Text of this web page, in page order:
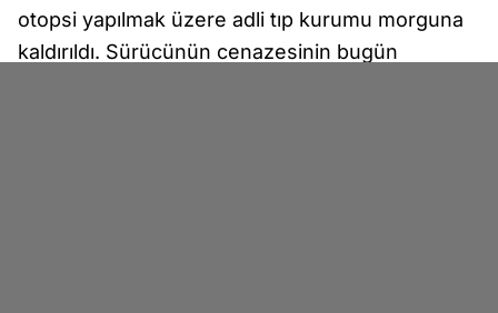
otopsi yapılmak üzere adli tıp kurumu morguna
kaldırıldı. Sürücünün cenazesinin bugün